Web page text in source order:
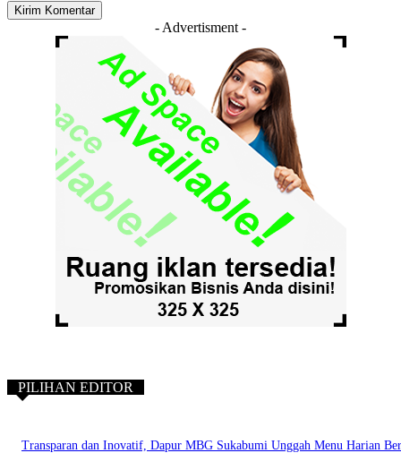
- Advertisment -
PILIHAN EDITOR
Transparan dan Inovatif, Dapur MBG Sukabumi Unggah Menu Harian